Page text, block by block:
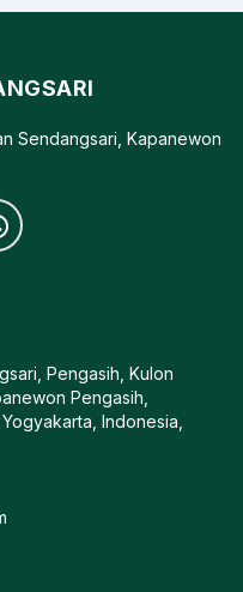
Sendangsari, Kapanewon
Pengasih, Kulon
Pengasih,
Indonesia,